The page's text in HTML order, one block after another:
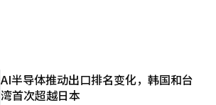
AI半导体推动出口排名变化，韩国和台
湾首次超越日本